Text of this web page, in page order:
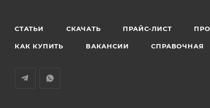
СТАТЬИ СКАЧАТЬ ПРАЙС-ЛИСТ
КАК КУПИТЬ ВАКАНСИИ СПРАВОЧНАЯ